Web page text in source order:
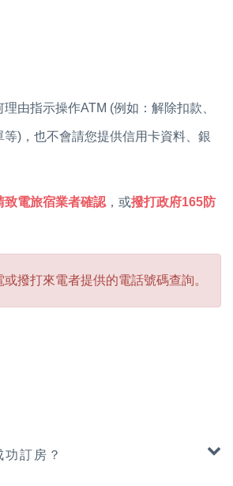
由指示操作ATM (例如：解除扣款、
)，也不會請您提供信用卡資料、銀
致電旅宿業者確認 ，或撥打政府165防
撥打來電者提供的電話號碼查詢。
訂房？